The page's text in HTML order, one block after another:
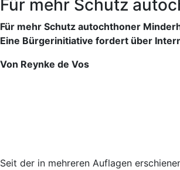
Für mehr Schutz
Für mehr Schutz autochthoner
Eine Bürgerinitiative fordert über
Von Reynke de Vos
Seit der in mehreren Auflagen